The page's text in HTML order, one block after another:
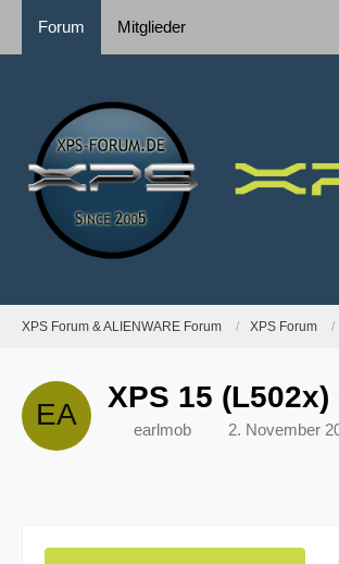
Forum Mitglieder
XPS Forum & ALIENWARE Forum XPS Forum
XPS 15
earlmob 2. November